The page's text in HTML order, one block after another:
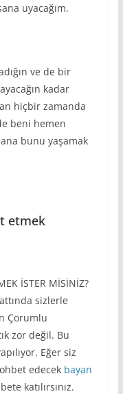
uyacağım.
ve de bir
kadar
hiçbir zamanda
beni hemen
bunu yaşamak
etmek
İSTER MİSİNİZ?
sizlerle
Çorumlu
zor değil. Bu
Eğer siz
edecek bayan
katılırsınız.